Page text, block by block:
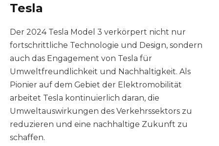
Tesla
Der 2024 Tesla Model 3 verkörpert nicht nur
fortschrittliche Technologie und Design, sondern
auch das Engagement von Tesla für
Umweltfreundlichkeit und Nachhaltigkeit. Als
Pionier auf dem Gebiet der Elektromobilität
arbeitet Tesla kontinuierlich daran, die
Umweltauswirkungen des Verkehrssektors zu
reduzieren und eine nachhaltige Zukunft zu
schaffen.